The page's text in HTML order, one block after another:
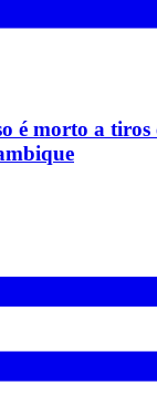
é morto a tiros